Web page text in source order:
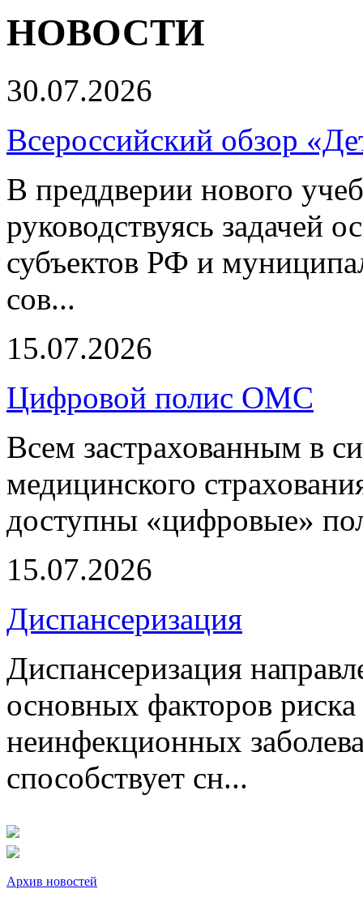
НОВОСТИ
30.07.2026
Всероссийский обзор
В преддверии нового
руководствуясь задачей
субъектов РФ и
сов...
15.07.2026
Цифровой полис ОМС
Всем застрахованным в
медицинского
доступны «цифровые»
15.07.2026
Диспансеризация
Диспансеризация
основных факторов
неинфекционных
способствует сн...
Архив новостей